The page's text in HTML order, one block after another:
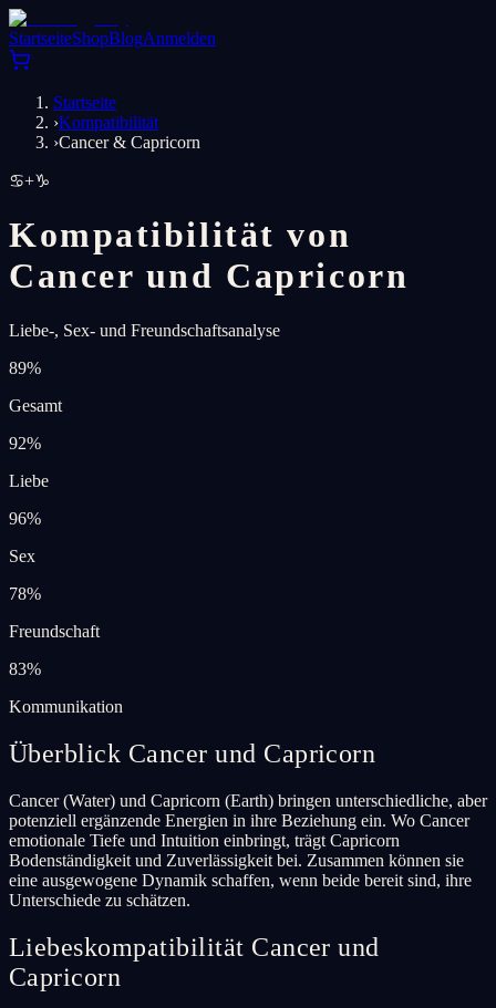
StartseiteShopBlogAnmelden
Startseite
›Kompatibilität
›Cancer & Capricorn
♋+♑
Kompatibilität von
Cancer und Capricorn
Liebe-, Sex- und Freundschaftsanalyse
89%
Gesamt
92%
Liebe
96%
Sex
78%
Freundschaft
83%
Kommunikation
Überblick Cancer und Capricorn
Cancer (Water) und Capricorn (Earth) bringen unterschiedliche, aber
potenziell ergänzende Energien in ihre Beziehung ein. Wo Cancer
emotionale Tiefe und Intuition einbringt, trägt Capricorn
Bodenständigkeit und Zuverlässigkeit bei. Zusammen können sie
eine ausgewogene Dynamik schaffen, wenn beide bereit sind, ihre
Unterschiede zu schätzen.
Liebeskompatibilität Cancer und
Capricorn